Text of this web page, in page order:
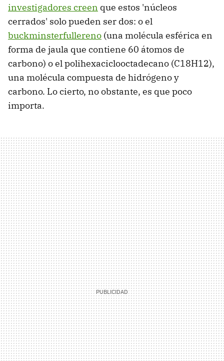
investigadores creen que estos 'núcleos
cerrados' solo pueden ser dos: o el
buckminsterfullereno (una molécula esférica en
forma de jaula que contiene 60 átomos de
carbono) o el polihexaciclooctadecano (C18H12),
una molécula compuesta de hidrógeno y
carbono. Lo cierto, no obstante, es que poco
importa.